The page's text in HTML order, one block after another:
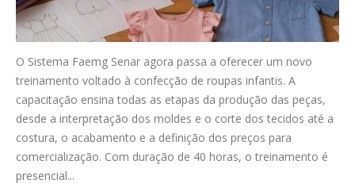
O Sistema Faemg Senar agora passa a oferecer um novo
treinamento voltado à confecção de roupas infantis. A
capacitação ensina todas as etapas da produção das peças,
desde a interpretação dos moldes e o corte dos tecidos até a
costura, o acabamento e a definição dos preços para
comercialização. Com duração de 40 horas, o treinamento é
presencial...